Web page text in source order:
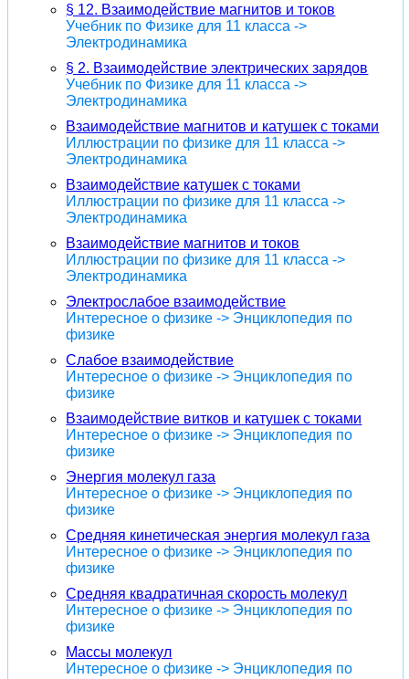
§ 12. Взаимодействие магнитов и токов
Учебник по Физике для 11 класса ->
Электродинамика
§ 2. Взаимодействие электрических зарядов
Учебник по Физике для 11 класса ->
Электродинамика
Взаимодействие магнитов и катушек с токами
Иллюстрации по физике для 11 класса ->
Электродинамика
Взаимодействие катушек с токами
Иллюстрации по физике для 11 класса ->
Электродинамика
Взаимодействие магнитов и токов
Иллюстрации по физике для 11 класса ->
Электродинамика
Электрослабое взаимодействие
Интересное о физике -> Энциклопедия по
физике
Слабое взаимодействие
Интересное о физике -> Энциклопедия по
физике
Взаимодействие витков и катушек с токами
Интересное о физике -> Энциклопедия по
физике
Энергия молекул газа
Интересное о физике -> Энциклопедия по
физике
Средняя кинетическая энергия молекул газа
Интересное о физике -> Энциклопедия по
физике
Средняя квадратичная скорость молекул
Интересное о физике -> Энциклопедия по
физике
Массы молекул
Интересное о физике -> Энциклопедия по